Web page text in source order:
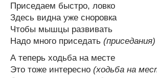
Приседаем быстро, ловко
Здесь видна уже сноровка
Чтобы мышцы развивать
Надо много приседать (приседания)
А теперь ходьба на месте
Это тоже интересно (ходьба на